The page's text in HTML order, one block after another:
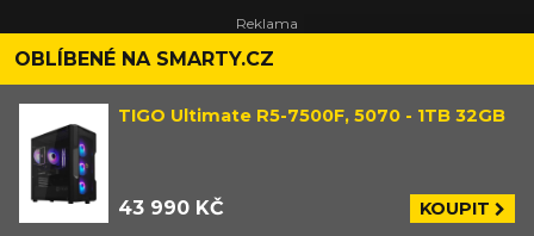
OBLÍBENÉ NA SMARTY.CZ
TIGO Ultimate R5-7500F, 5070 - 1TB 32GB
43 990 KČ KOUPIT